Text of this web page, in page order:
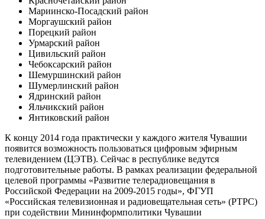
Мариинско-Посадский район
Моргаушский район
Порецкий район
Урмарский район
Цивильский район
Чебоксарский район
Шемуршинский район
Шумерлинский район
Ядринский район
Яльчикский район
Янтиковский район
К концу 2014 года практически у каждого жителя Чувашии
появится возможность пользоваться цифровым эфирным
телевидением (ЦЭТВ). Сейчас в республике ведутся
подготовительные работы. В рамках реализации федеральной
целевой программы «Развитие телерадиовещания в
Российской Федерации на 2009-2015 годы», ФГУП
«Российская телевизионная и радиовещательная сеть» (РТРС)
при содействии Мининформполитики Чувашии